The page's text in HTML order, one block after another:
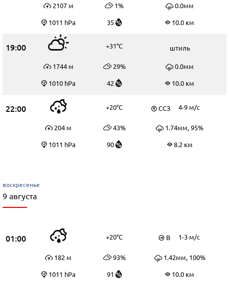
2107 м 1%
0.0мм
1011 hPa
35 10.0 км
19:00 +31°C штиль
1744 м 29%
0.0мм
1010 hPa
42 10.0 км
22:00 +20°C ССЗ 4-9 м/c
204 м 43%
1.74мм, 95%
1011 hPa
90 8.2 км
воскресенье
9 августа
01:00 +20°C В 1-3 м/c
182 м 93%
1.42мм, 100%
1011 hPa
91 10.0 км